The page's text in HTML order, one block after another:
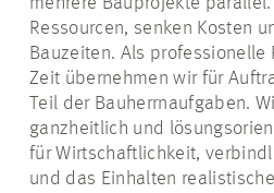
Ressourcen, senken Kosten
Bauzeiten. Als professionelle
Zeit übernehmen wir für
Teil der Bauherrnaufgaben.
ganzheitlich und
für Wirtschaftlichkeit,
und das Einhalten